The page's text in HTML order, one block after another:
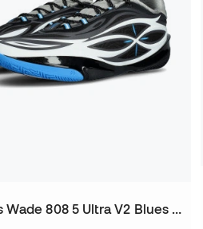
Sapatilhas Wade 808 5 Ultra V2 Blues Note